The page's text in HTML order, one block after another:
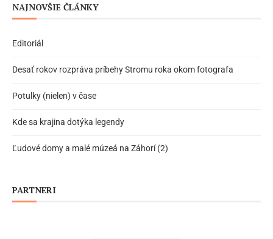
NAJNOVŠIE ČLÁNKY
Editoriál
Desať rokov rozpráva príbehy Stromu roka okom fotografa
Potulky (nielen) v čase
Kde sa krajina dotýka legendy
Ľudové domy a malé múzeá na Záhorí (2)
PARTNERI